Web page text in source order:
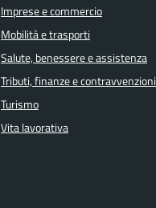
Imprese e commercio
Mobilità e trasporti
Salute, benessere e assistenza
Tributi, finanze e contravvenzioni
Turismo
Vita lavorativa